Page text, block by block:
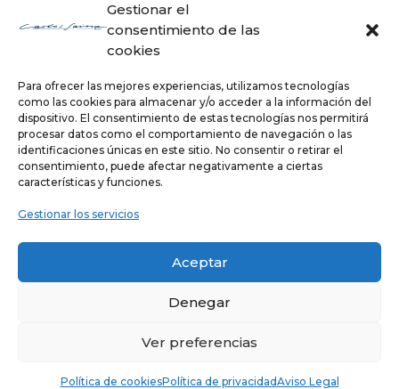
Gestionar el
consentimiento de las
cookies
Para ofrecer las mejores experiencias, utilizamos tecnologías
como las cookies para almacenar y/o acceder a la información del
dispositivo. El consentimiento de estas tecnologías nos permitirá
procesar datos como el comportamiento de navegación o las
identificaciones únicas en este sitio. No consentir o retirar el
consentimiento, puede afectar negativamente a ciertas
características y funciones.
Gestionar los servicios
Aceptar
Denegar
Ver preferencias
Política de cookiesPolítica de privacidadAviso Legal
2026 Carlos Sainz Política de privacidad